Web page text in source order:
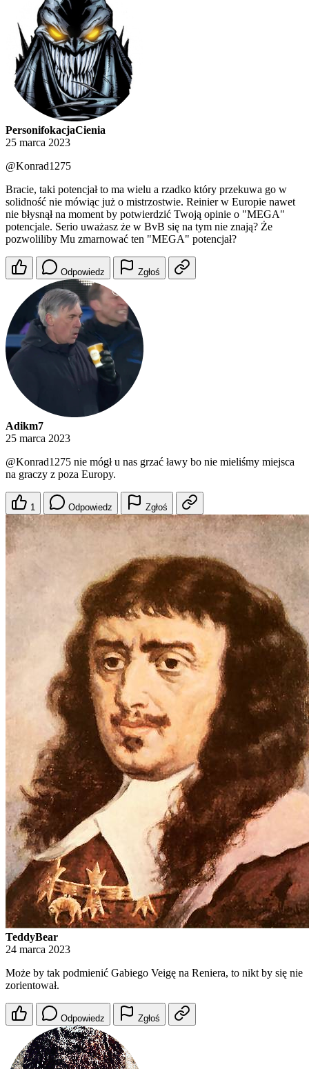
PersonifokacjaCienia
25 marca 2023
@Konrad1275
Bracie, taki potencjał to ma wielu a rzadko który przekuwa go w
solidność nie mówiąc już o mistrzostwie. Reinier w Europie nawet
nie błysnął na moment by potwierdzić Twoją opinie o "MEGA"
potencjale. Serio uważasz że w BvB się na tym nie znają? Że
pozwoliliby Mu zmarnować ten "MEGA" potencjał?
Odpowiedz Zgłoś
Adikm7
25 marca 2023
@Konrad1275 nie mógł u nas grzać ławy bo nie mieliśmy miejsca
na graczy z poza Europy.
1 Odpowiedz Zgłoś
TeddyBear
24 marca 2023
Może by tak podmienić Gabiego Veigę na Reniera, to nikt by się nie
zorientował.
Odpowiedz Zgłoś